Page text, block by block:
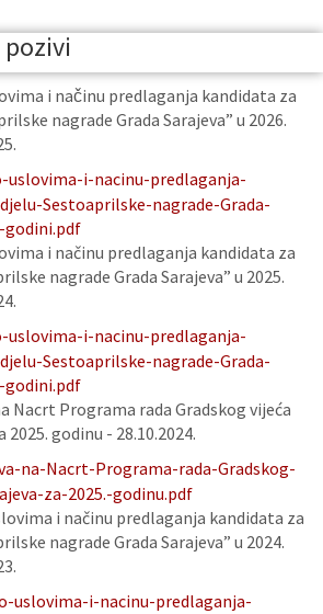
i načinu predlaganja kandidata za
nagrade Grada Sarajeva” u 2026.
uslovima-i-nacinu-predlaganja-
Sestoaprilske-nagrade-Grada-
godini.pdf
i načinu predlaganja kandidata za
nagrade Grada Sarajeva” u 2025.
uslovima-i-nacinu-predlaganja-
Sestoaprilske-nagrade-Grada-
godini.pdf
Nacrt Programa rada Gradskog vijeća
2025. godinu - 28.10.2024.
na-Nacrt-Programa-rada-Gradskog-
za-2025.-godinu.pdf
i načinu predlaganja kandidata za
nagrade Grada Sarajeva” u 2024.
uslovima-i-nacinu-predlaganja-